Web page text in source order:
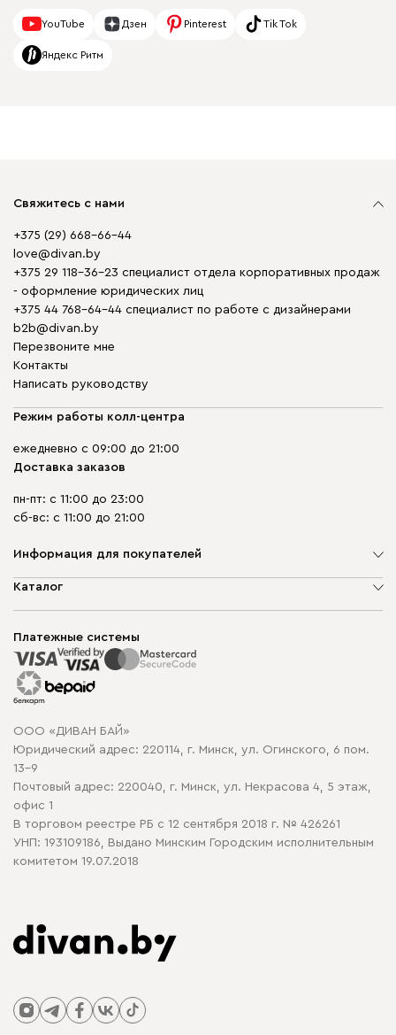
YouTube Дзен Pinterest Tik Tok
Яндекс Ритм
Свяжитесь с нами
+375 (29) 668-66-44
love@divan.by
+375 29 118-36-23 специалист отдела корпоративных продаж
- оформление юридических лиц
+375 44 768-64-44 специалист по работе с дизайнерами
b2b@divan.by
Перезвоните мне
Контакты
Написать руководству
Режим работы колл-центра
ежедневно с 09:00 до 21:00
Доставка заказов
пн-пт: с 11:00 до 23:00
сб-вс: с 11:00 до 21:00
Информация для покупателей
О компании
Способы оплаты
Рассрочка и кредит
Гарантия
Карта сайта
Политика конфиденциальности
Политика в отношении обработки cookie
Каталог
Корпусная мебель
Распродажа мебели
Платежные системы
ООО «ДИВАН БАЙ»
Юридический адрес: 220114, г. Минск, ул. Огинского, 6 пом.
13-9
Почтовый адрес: 220040, г. Минск, ул. Некрасова 4, 5 этаж,
офис 1
В торговом реестре РБ с 12 сентября 2018 г. № 426261
УНП: 193109186, Выдано Минским Городским исполнительным
комитетом 19.07.2018